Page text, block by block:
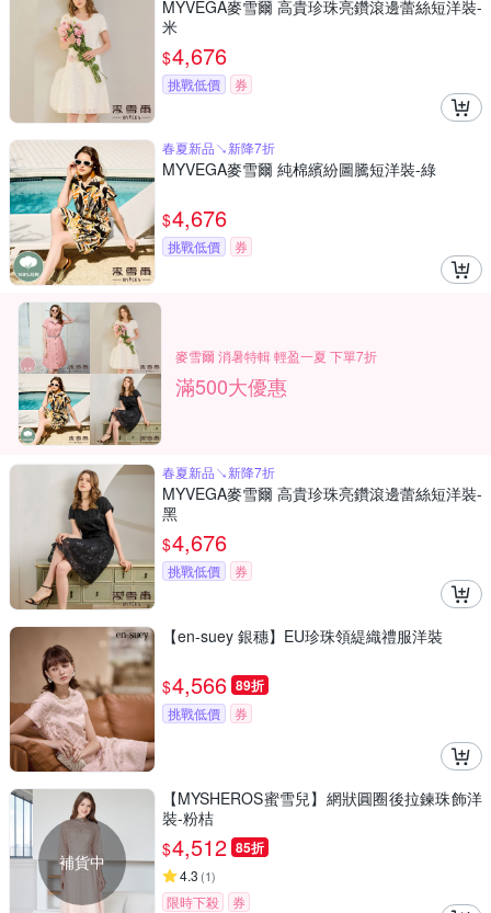
MYVEGA麥雪爾 高貴珍珠亮鑽滾邊蕾絲短洋裝-
米
$4,676
挑戰低價 券
春夏新品↘新降7折
MYVEGA麥雪爾 純棉繽紛圖騰短洋裝-綠
$4,676
挑戰低價 券
麥雪爾 消暑特輯 輕盈一夏 下單7折
滿500大優惠
春夏新品↘新降7折
MYVEGA麥雪爾 高貴珍珠亮鑽滾邊蕾絲短洋裝-
黑
$4,676
挑戰低價 券
【en-suey 銀穗】EU珍珠領緹織禮服洋裝
$4,566 89折
挑戰低價 券
補貨中
【MYSHEROS蜜雪兒】網狀圓圈後拉鍊珠飾洋
裝-粉桔
$4,512 85折
4.3 (1)
限時下殺 券